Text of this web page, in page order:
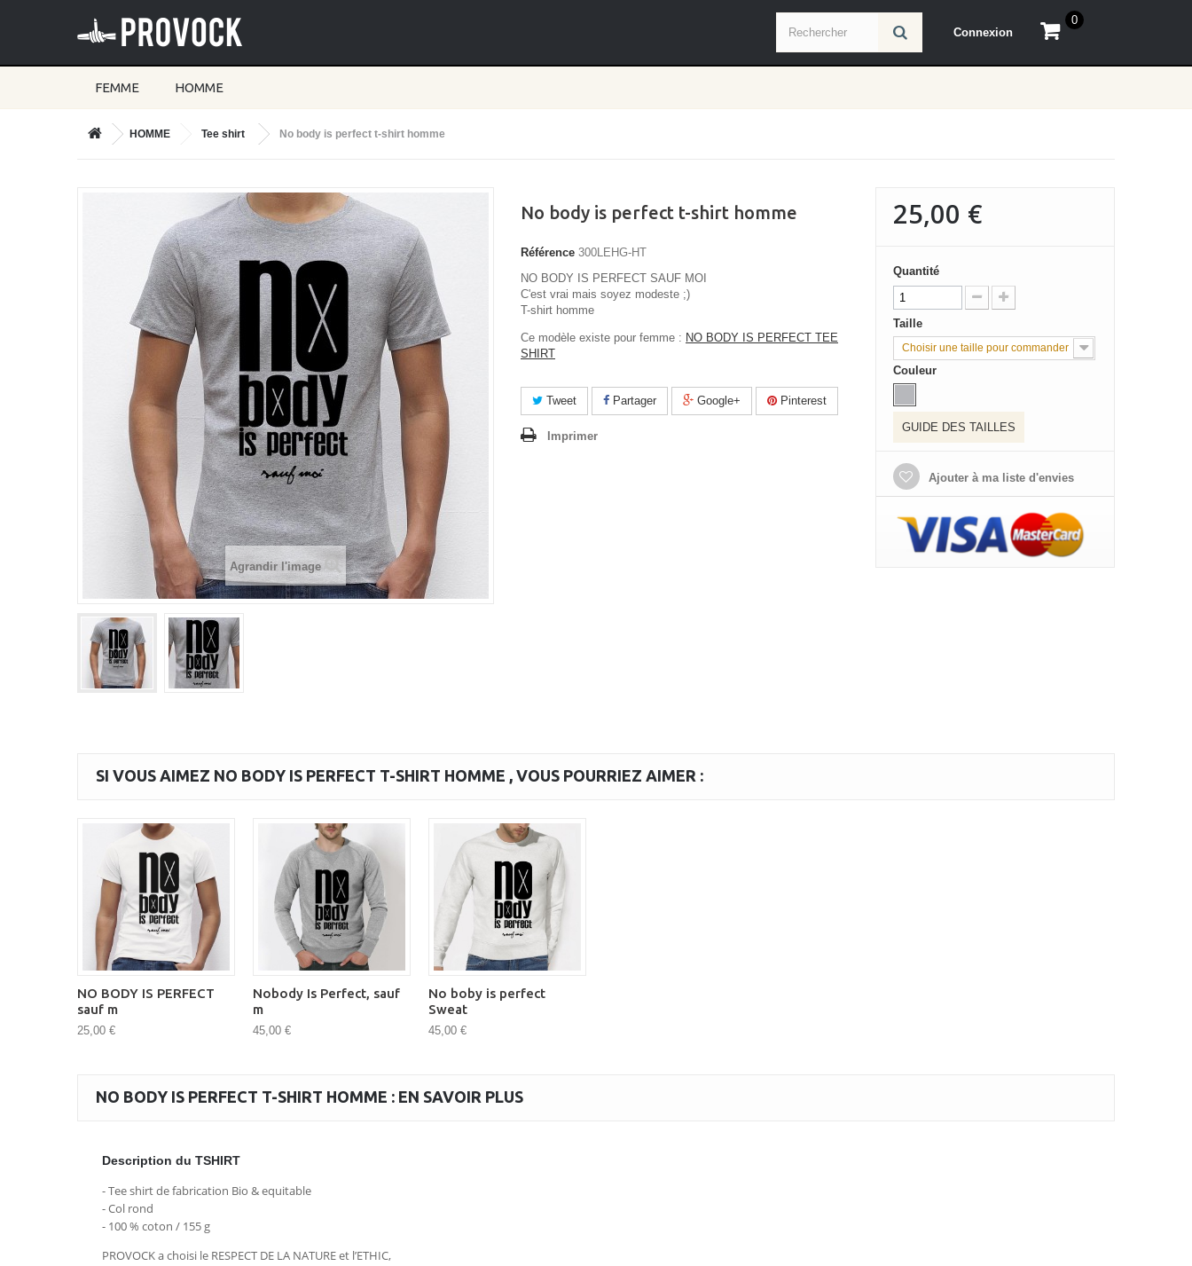
0
Connexion
FEMME HOMME
HOMME Tee shirt No body is perfect t-shirt homme
Agrandir l'image
No body is perfect t-shirt homme
Référence 300LEHG-HT
NO BODY IS PERFECT SAUF MOI
C'est vrai mais soyez modeste ;)
T-shirt homme
Ce modèle existe pour femme : NO BODY IS PERFECT TEE
SHIRT
Tweet Partager Google+ Pinterest
Imprimer
25,00 €
Quantité
Taille
Choisir une taille pour commander
Couleur
GUIDE DES TAILLES
Ajouter à ma liste d'envies
SI VOUS AIMEZ NO BODY IS PERFECT T-SHIRT HOMME , VOUS POURRIEZ AIMER :
NO BODY IS PERFECT
sauf m
25,00 €
Nobody Is Perfect, sauf
m
45,00 €
No boby is perfect
Sweat
45,00 €
NO BODY IS PERFECT T-SHIRT HOMME : EN SAVOIR PLUS